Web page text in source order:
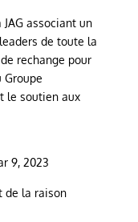
associant un
de toute la
rechange pour
Groupe
le soutien aux
9, 2023
de la raison